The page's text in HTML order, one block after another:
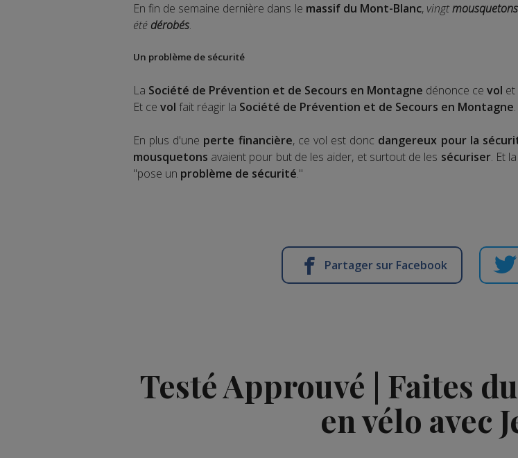
En fin de semaine dernière dans le massif du Mont-Blanc, vingtmousquetons
été dérobés.
Un problème de sécurité
La Société de Prévention et de Secours en Montagne dénonce ce vol et
Et ce vol fait réagir la Société de Prévention et de Secours en Montagne.
En plus d'une perte financière, ce vol est donc dangereux pour la
mousquetons avaient pour but de les aider, et surtout de les sécuriser. Et
"pose un problème de sécurité."
Partager sur Facebook
Testé Approuvé | Faites
en vélo avec